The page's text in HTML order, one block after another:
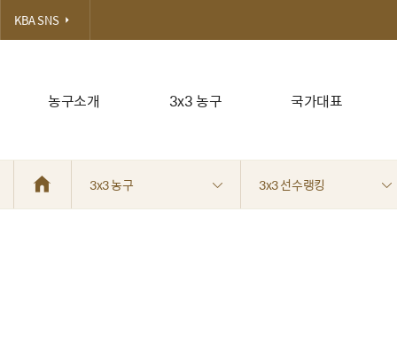
농구소개 3x3 농구 국가대표
KBA SNS
3x3 농구 3x3 선수랭킹